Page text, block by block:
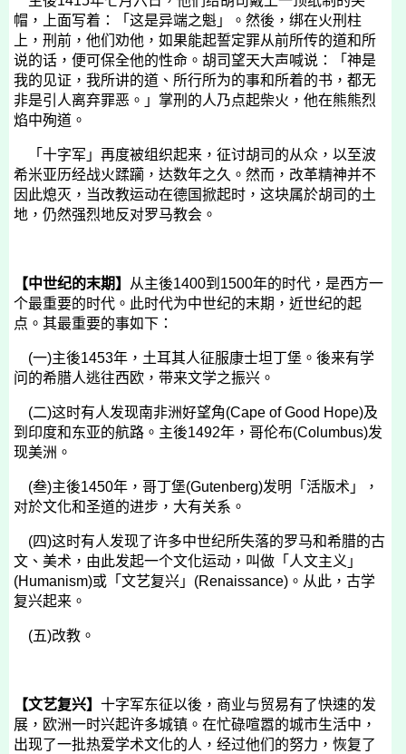
帽，上面写着：「这是异端之魁」。然後，绑在火刑柱
上，刑前，他们劝他，如果能起誓定罪从前所传的道和所
说的话，便可保全他的性命。胡司望天大声喊说：「神是
我的见证，我所讲的道、所行所为的事和所着的书，都无
非是引人离弃罪恶。」掌刑的人乃点起柴火，他在熊熊烈
焰中殉道。
「十字军」再度被组织起来，征讨胡司的从众，以至波
希米亚历经战火蹂躏，达数年之久。然而，改革精神并不
因此熄灭，当改教运动在德国掀起时，这块属於胡司的土
地，仍然强烈地反对罗马教会。
【中世纪的末期】 从主後1400到 1500年的时代，是西方一
个最重要的时代。此时代为中世纪的末期，近世纪的起
点。其最重要的事如下：
(一)主後1453年，土耳其人征服康士坦丁堡。後来有学
问的希腊人逃往西欧，带来文学之振兴。
(二)这时有人发现南非洲好望角(Cape of Good Hope)及
到印度和东亚的航路。主後1492年，哥伦布(Columbus)发
现美洲。
(叁)主後1450年，哥丁堡(Gutenberg)发明「活版术」，
对於文化和圣道的进步，大有关系。
(四)这时有人发现了许多中世纪所失落的罗马和希腊的古
文、美术，由此发起一个文化运动，叫做「人文主义」
(Humanism)或「文艺复兴」 (Renaissance) 。从此，古学
复兴起来。
(五)改教。
【文艺复兴】 十字军东征以後，商业与贸易有了快速的发
展，欧洲一时兴起许多城镇。在忙碌喧嚣的城市生活中，
出现了一批热爱学术文化的人，经过他们的努力，恢复了